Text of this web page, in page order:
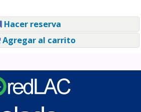
Hacer reserva
Agregar al carrito